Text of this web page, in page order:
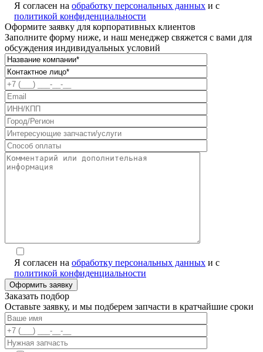
Я согласен на обработку персональных данных и с
политикой конфиденциальности
Оформите заявку для корпоративных клиентов
Заполните форму ниже, и наш менеджер свяжется с вами для
обсуждения индивидуальных условий
Я согласен на обработку персональных данных и с
политикой конфиденциальности
Заказать подбор
Оставьте заявку, и мы подберем запчасти в кратчайшие сроки